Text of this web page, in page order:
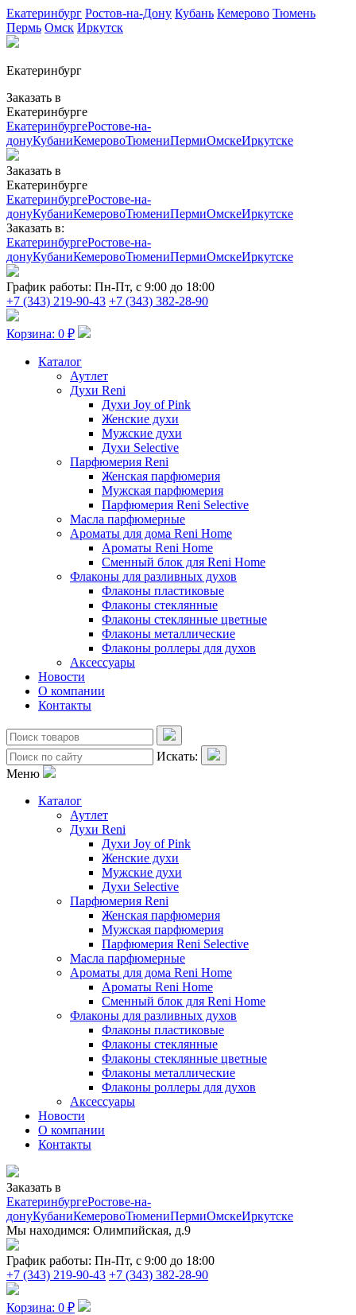
Екатеринбург Ростов-на-Дону Кубань Кемерово Тюмень
Пермь Омск Иркутск
Екатеринбург
Заказать в
Екатеринбурге
ЕкатеринбургеРостове-на-
донуКубаниКемеровоТюмениПермиОмскеИркутске
Заказать в
Екатеринбурге
ЕкатеринбургеРостове-на-
донуКубаниКемеровоТюмениПермиОмскеИркутске
Заказать в:
ЕкатеринбургеРостове-на-
донуКубаниКемеровоТюмениПермиОмскеИркутске
График работы: Пн-Пт, с 9:00 до 18:00
+7 (343) 219-90-43 +7 (343) 382-28-90
Корзина: 0 ₽
Каталог
Аутлет
Духи Reni
Духи Joy of Pink
Женские духи
Мужские духи
Духи Selective
Парфюмерия Reni
Женская парфюмерия
Мужская парфюмерия
Парфюмерия Reni Selective
Масла парфюмерные
Ароматы для дома Reni Home
Ароматы Reni Home
Сменный блок для Reni Home
Флаконы для разливных духов
Флаконы пластиковые
Флаконы стеклянные
Флаконы стеклянные цветные
Флаконы металлические
Флаконы роллеры для духов
Аксессуары
Новости
О компании
Контакты
Искать:
Меню
Каталог
Аутлет
Духи Reni
Духи Joy of Pink
Женские духи
Мужские духи
Духи Selective
Парфюмерия Reni
Женская парфюмерия
Мужская парфюмерия
Парфюмерия Reni Selective
Масла парфюмерные
Ароматы для дома Reni Home
Ароматы Reni Home
Сменный блок для Reni Home
Флаконы для разливных духов
Флаконы пластиковые
Флаконы стеклянные
Флаконы стеклянные цветные
Флаконы металлические
Флаконы роллеры для духов
Аксессуары
Новости
О компании
Контакты
Заказать в
ЕкатеринбургеРостове-на-
донуКубаниКемеровоТюмениПермиОмскеИркутске
Мы находимся: Олимпийская, д.9
График работы: Пн-Пт, с 9:00 до 18:00
+7 (343) 219-90-43 +7 (343) 382-28-90
Корзина: 0 ₽